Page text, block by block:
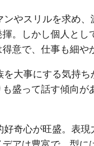
スリルを求め、
。しかし個人とし
意で、仕事も細や
事にする気持ち
盛って話す傾向
が旺盛。表現力